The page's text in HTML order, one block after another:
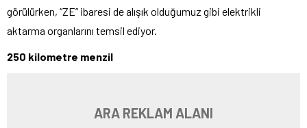
görülürken, “ZE” ibaresi de alışık olduğumuz gibi elektrikli
aktarma organlarını temsil ediyor.
250 kilometre menzil
ARA REKLAM ALANI